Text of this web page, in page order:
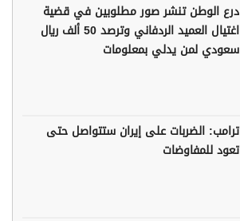
درع الوطن تنشر صور مطلوبين في قضية
اغتيال العميد الردفاني وترصد 50 ألف ريال
سعودي لمن يدلي بمعلومات
ترامب: الضربات على إيران ستتواصل حتى
تعود للمفاوضات